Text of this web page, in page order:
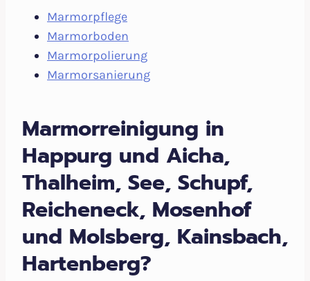
Marmorpflege
Marmorboden
Marmorpolierung
Marmorsanierung
Marmorreinigung in
Happurg und Aicha,
Thalheim, See, Schupf,
Reicheneck, Mosenhof
und Molsberg, Kainsbach,
Hartenberg?